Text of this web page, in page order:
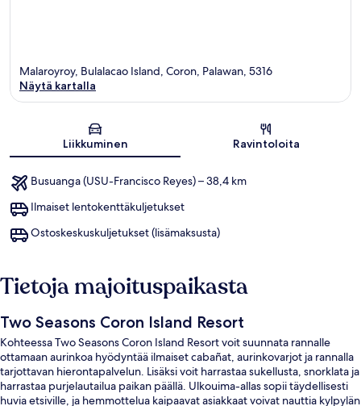
Malaroyroy, Bulalacao Island, Coron, Palawan, 5316
Näytä kartalla
Liikkuminen Ravintoloita
Busuanga (USU-Francisco Reyes) – 38,4 km
Ilmaiset lentokenttäkuljetukset
Ostoskeskuskuljetukset (lisämaksusta)
Tietoja majoituspaikasta
Two Seasons Coron Island Resort
Kohteessa Two Seasons Coron Island Resort voit suunnata rannalle
ottamaan aurinkoa hyödyntää ilmaiset cabañat, aurinkovarjot ja rannalla
tarjottavan hierontapalvelun. Lisäksi voit harrastaa sukellusta, snorklata ja
harrastaa purjelautailua paikan päällä. Ulkouima-allas sopii täydellisesti
huvia etsiville, ja hemmottelua kaipaavat asiakkaat voivat nauttia kylpylän